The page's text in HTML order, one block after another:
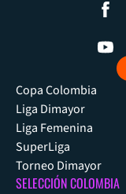
Copa Colombia
Liga Dimayor
Liga Femenina
SuperLiga
Torneo Dimayor
SELECCIÓN COLOMBIA